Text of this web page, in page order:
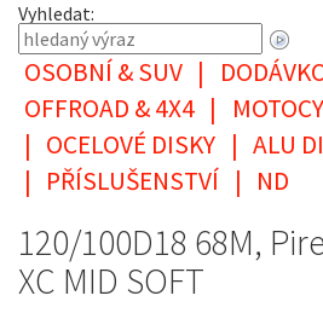
Vyhledat:
OSOBNÍ & SUV |
OFFROAD & 4X4 |
| OCELOVÉ DISKY | ALU
| PŘÍSLUŠENSTVÍ | ND
120/100D18 68M,
XC MID SOFT